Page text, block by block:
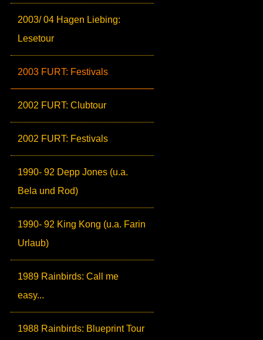
2003/ 04 Hagen Liebing:
Lesetour
2003 FURT: Festivals
2002 FURT: Clubtour
2002 FURT: Festivals
1990- 92 Depp Jones (u.a.
Bela und Rod)
1990- 92 King Kong (u.a. Farin
Urlaub)
1989 Rainbirds: Call me
easy...
1988 Rainbirds: Blueprint Tour